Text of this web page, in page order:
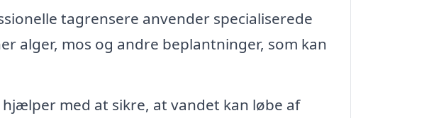
tagrensere anvender specialiserede
alger, mos og andre beplantninger, som kan
med at sikre, at vandet kan løbe af